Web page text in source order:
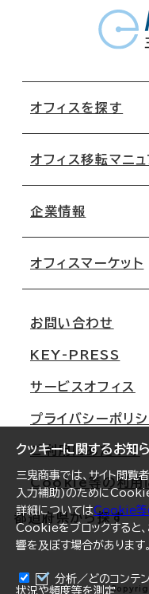
クッキーに関するお知
三鬼商事では、サイト閲覧
入力補助)のためにCookie
詳細についてはCookie等
Cookieをブロックすると
響を及ぼす場合があります。
分析／どのコンテ
状況や頻度等を測定
オフィスを探す
地図から探す
路線・駅から探す
オフィス移転マニ
移転コストシミュレ
移転スケジュール
オフィス移転Q&A
企業情報
オフィスマーケット
大阪
名古屋
札幌
仙台
横浜
福岡
オフィスリポート
ログイン
お問い合わせ
KEY-PRESS
サービスオフィス
プライバシーポリ
ご利用にあたって
Cookie等の利用
都道府県から探す
北海道